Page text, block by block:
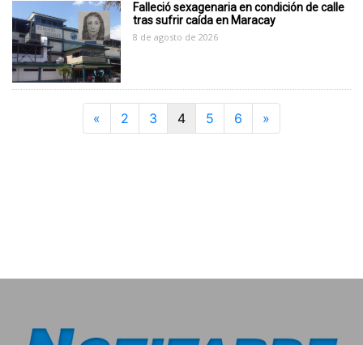
Falleció sexagenaria en condición de calle
tras sufrir caída en Maracay
8 de agosto de 2026
« Previous
2 3 4 5 6 »